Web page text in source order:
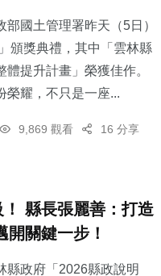
部國土管理署昨天（5日）
頒獎典禮，其中「雲林縣
體提升計畫」榮獲佳作。
榮耀，不只是一座...
9,869 觀看 16 分享
縣長張麗善：打造
關鍵一步！
縣政府「2026縣政說明